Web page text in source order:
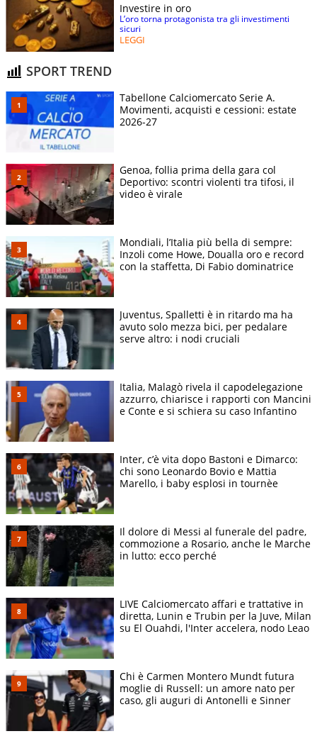
Investire in oro
L’oro torna protagonista tra gli investimenti
sicuri
LEGGI
SPORT TREND
Tabellone Calciomercato Serie A.
Movimenti, acquisti e cessioni: estate
2026-27
Genoa, follia prima della gara col
Deportivo: scontri violenti tra tifosi, il
video è virale
Mondiali, l’Italia più bella di sempre:
Inzoli come Howe, Doualla oro e record
con la staffetta, Di Fabio dominatrice
Juventus, Spalletti è in ritardo ma ha
avuto solo mezza bici, per pedalare
serve altro: i nodi cruciali
Italia, Malagò rivela il capodelegazione
azzurro, chiarisce i rapporti con Mancini
e Conte e si schiera su caso Infantino
Inter, c’è vita dopo Bastoni e Dimarco:
chi sono Leonardo Bovio e Mattia
Marello, i baby esplosi in tournèe
Il dolore di Messi al funerale del padre,
commozione a Rosario, anche le Marche
in lutto: ecco perché
LIVE Calciomercato affari e trattative in
diretta, Lunin e Trubin per la Juve, Milan
su El Ouahdi, l'Inter accelera, nodo Leao
Chi è Carmen Montero Mundt futura
moglie di Russell: un amore nato per
caso, gli auguri di Antonelli e Sinner